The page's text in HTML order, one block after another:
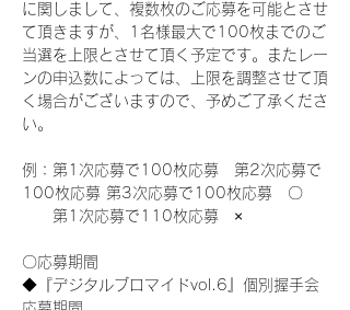
に関しまして、複数枚のご応募を可能とさせ
て頂きますが、1名様最大で100枚までのご
当選を上限とさせて頂く予定です。またレー
ンの申込数によっては、上限を調整させて頂
く場合がございますので、予めご了承くださ
い。
例：第1次応募で100枚応募　第2次応募で
100枚応募 第3次応募で100枚応募　〇
第1次応募で110枚応募　×
〇応募期間
◆『デジタルブロマイドvol.6』個別握手会